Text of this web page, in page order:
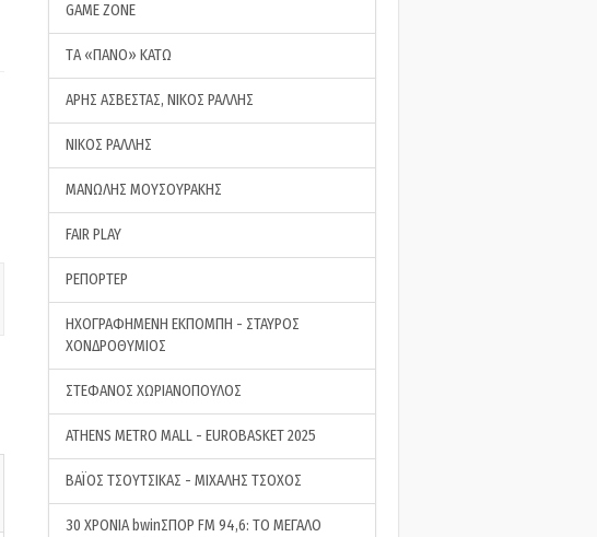
GAME ZONE
ΤA «ΠΑΝΟ» ΚΑΤΩ
ΑΡΗΣ ΑΣΒΕΣΤΑΣ, ΝΙΚΟΣ ΡΑΛΛΗΣ
ΝΙΚΟΣ ΡΑΛΛΗΣ
ΜΑΝΩΛΗΣ ΜΟΥΣΟΥΡΑΚΗΣ
FAIR PLAY
ΡΕΠΟΡΤΕΡ
ΗΧΟΓΡΑΦΗΜΕΝΗ ΕΚΠΟΜΠΗ - ΣΤΑΥΡΟΣ
ΧΟΝΔΡΟΘΥΜΙΟΣ
ΣΤΕΦΑΝΟΣ ΧΩΡΙΑΝΟΠΟΥΛΟΣ
ATHENS METRO MALL - EUROBASKET 2025
ΒΑΪΟΣ ΤΣΟΥΤΣΙΚΑΣ - ΜΙΧΑΛΗΣ ΤΣΟΧΟΣ
30 ΧΡΟΝΙΑ bwinΣΠΟΡ FM 94,6: ΤΟ ΜΕΓΑΛΟ